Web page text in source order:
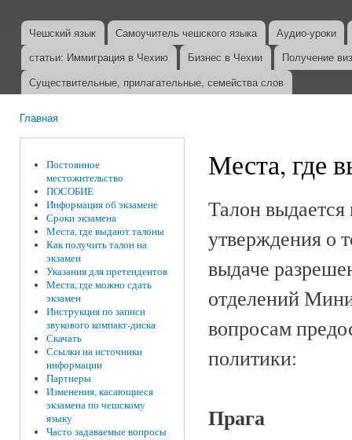
Главное меню
Чешский язык Самоучитель чешского языка
Аудио-уроки
статьи: Иммиграция в Чехию
Бизнес в Чехии
Получение
Существительные, прилагательные, семейства слов
Главная
Постоянное
местожительство
ПОСОБИЕ
Информация об экзамене
Сроки экзамена
Места, где выдают талоны
Как получить талон на
экзамен
Указания для претендентов
Места, где можно сдать
экзамен
Инструкция по записи
звукового компакт-диска
Скачать
Ссылки на источники
информации
Партнеры
Изменения, касающиеся
экзамена по чешскому
языку
Часто задаваемые вопросы
Места, где
Талон выдается
утверждения о
выдаче
отделений
вопросам
политики:
Прага